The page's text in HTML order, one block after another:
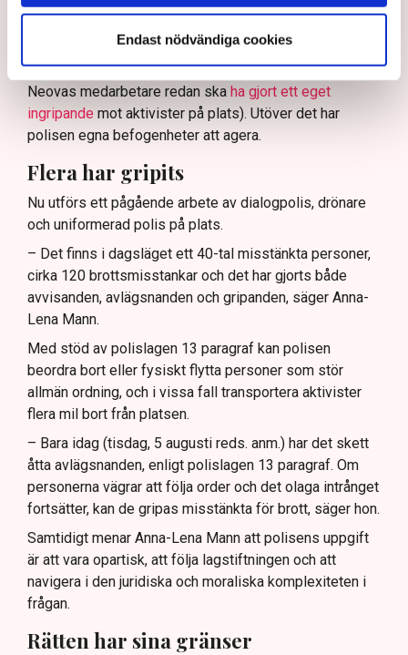
Endast nödvändiga cookies
kommunikationsavdelningen i region Väst, har
att be personer lämna platsen och skydda sin egendom
genom nödvärnsrätt (Svensk Torv uppger att en av
Neovas medarbetare redan ska ha gjort ett eget
ingripande mot aktivister på plats). Utöver det har
polisen egna befogenheter att agera.
Flera har gripits
Nu utförs ett pågående arbete av dialogpolis, drönare
och uniformerad polis på plats.
– Det finns i dagsläget ett 40-tal misstänkta personer,
cirka 120 brottsmisstankar och det har gjorts både
avvisanden, avlägsnanden och gripanden, säger Anna-
Lena Mann.
Med stöd av polislagen 13 paragraf kan polisen
beordra bort eller fysiskt flytta personer som stör
allmän ordning, och i vissa fall transportera aktivister
flera mil bort från platsen.
– Bara idag (tisdag, 5 augusti reds. anm.) har det skett
åtta avlägsnanden, enligt polislagen 13 paragraf. Om
personerna vägrar att följa order och det olaga intrånget
fortsätter, kan de gripas misstänkta för brott, säger hon.
Samtidigt menar Anna-Lena Mann att polisens uppgift
är att vara opartisk, att följa lagstiftningen och att
navigera i den juridiska och moraliska komplexiteten i
frågan.
Rätten har sina gränser